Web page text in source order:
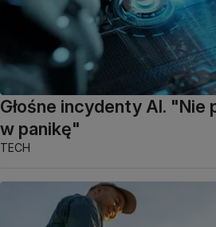
Głośne incydenty AI. "Nie
w panikę"
TECH